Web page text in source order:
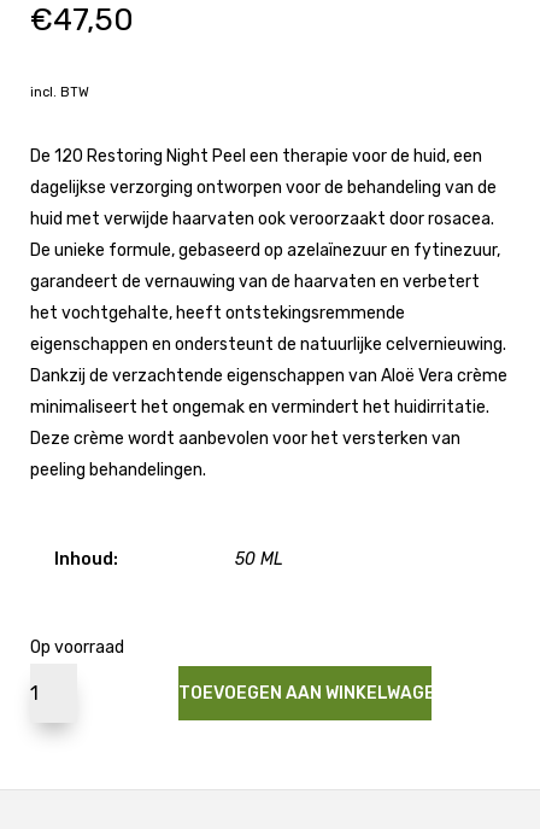
€47,50
incl. BTW
De 120 Restoring Night Peel een therapie voor de huid, een
dagelijkse verzorging ontworpen voor de behandeling van de
huid met verwijde haarvaten ook veroorzaakt door rosacea.
De unieke formule, gebaseerd op azelaïnezuur en fytinezuur,
garandeert de vernauwing van de haarvaten en verbetert
het vochtgehalte, heeft ontstekingsremmende
eigenschappen en ondersteunt de natuurlijke celvernieuwing.
Dankzij de verzachtende eigenschappen van Aloë Vera crème
minimaliseert het ongemak en vermindert het huidirritatie.
Deze crème wordt aanbevolen voor het versterken van
peeling behandelingen.
Inhoud: 50 ML
Op voorraad
TOEVOEGEN AAN WINKELWAGEN